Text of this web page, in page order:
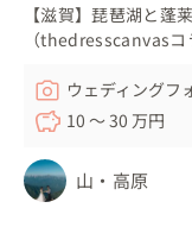
【滋賀】琵琶湖と蓬
（thedresscanvasコ
ウェディングフ
10 〜 30 万円
山・高原